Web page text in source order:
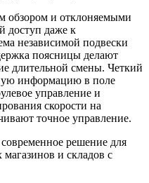
обзором и отклоняемыми
доступ даже к
независимой подвески
поясницы делают
длительной смены. Четкий
информацию в поле
управление и
скорости на
точное управление.
решение для
и складов с